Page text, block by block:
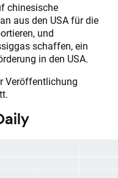
chinesische
aus den USA für die
und
schaffen, ein
in den USA.
Veröffentlichung